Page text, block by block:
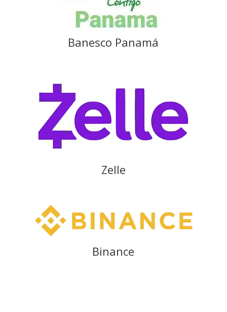
Banesco Panamá
Zelle
Binance